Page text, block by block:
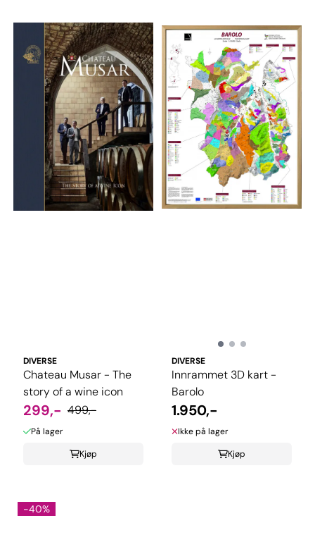
DIVERSE
Chateau Musar - The
story of a wine icon
299,- 499,-
På lager
Kjøp
DIVERSE
Innrammet 3D kart -
Barolo
1.950,-
Ikke på lager
Kjøp
-40%